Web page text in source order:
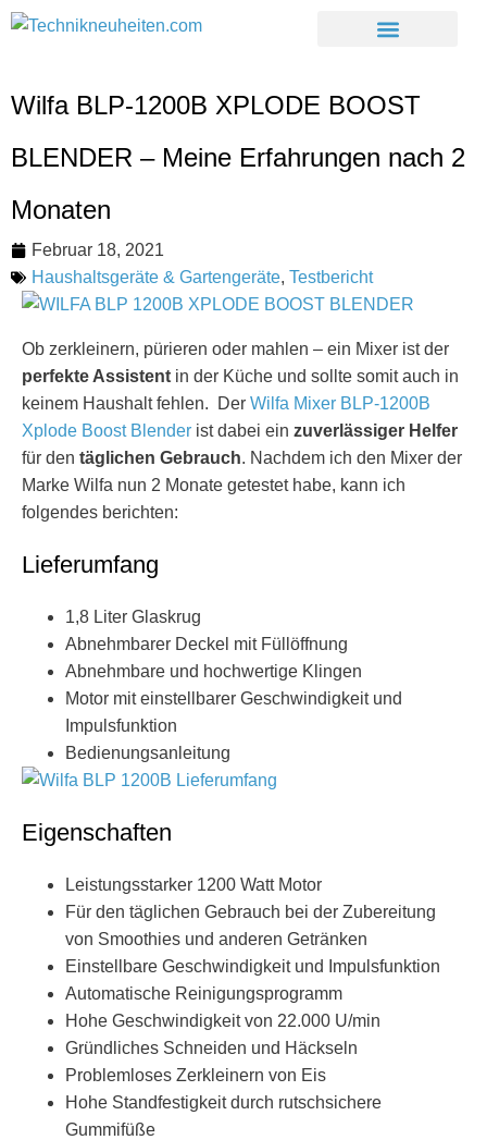
Wilfa BLP-1200B XPLODE BOOST
BLENDER – Meine Erfahrungen nach 2
Monaten
Februar 18, 2021
Haushaltsgeräte & Gartengeräte, Testbericht
Ob zerkleinern, pürieren oder mahlen – ein Mixer ist der
perfekte Assistent in der Küche und sollte somit auch in
keinem Haushalt fehlen. Der Wilfa Mixer BLP-1200B
Xplode Boost Blender ist dabei ein zuverlässiger Helfer
für den täglichen Gebrauch. Nachdem ich den Mixer der
Marke Wilfa nun 2 Monate getestet habe, kann ich
folgendes berichten:
Lieferumfang
1,8 Liter Glaskrug
Abnehmbarer Deckel mit Füllöffnung
Abnehmbare und hochwertige Klingen
Motor mit einstellbarer Geschwindigkeit und
Impulsfunktion
Bedienungsanleitung
Eigenschaften
Leistungsstarker 1200 Watt Motor
Für den täglichen Gebrauch bei der Zubereitung
von Smoothies und anderen Getränken
Einstellbare Geschwindigkeit und Impulsfunktion
Automatische Reinigungsprogramm
Hohe Geschwindigkeit von 22.000 U/min
Gründliches Schneiden und Häckseln
Problemloses Zerkleinern von Eis
Hohe Standfestigkeit durch rutschsichere
Gummifüße